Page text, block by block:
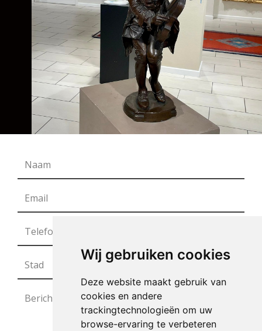
Wij gebruiken cookies
Deze website maakt gebruik van
cookies en andere
trackingtechnologieën om uw
browse-ervaring te verbeteren